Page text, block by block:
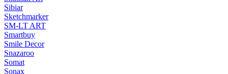
Sibiar
Sketchmarker
SM-LT ART
Smartbuy
Smile Decor
Snazaroo
Somat
Sonax